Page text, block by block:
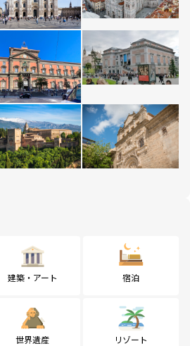
建築・アート 宿泊
世界遺産 リゾート